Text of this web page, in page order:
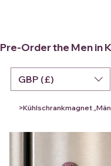
Pre-Order the Men in
GBP (£)
>Kühlschrankmagnet